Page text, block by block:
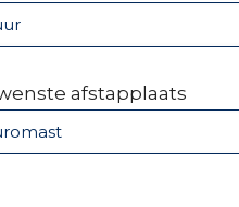
afstapplaats